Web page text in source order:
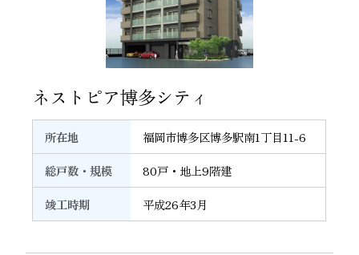
ネストピア博多シティ 16
所在地
福岡市博多区博多駅南1丁目11-6
総戸数・規模
80戸・地上9階建
竣工時期
平成26年3月